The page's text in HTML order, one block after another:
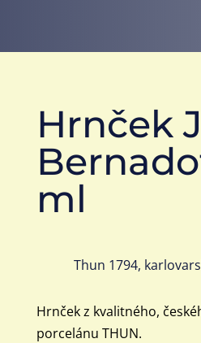
Hrnček
ml
Thun 1794,
Hrnček z kvalitného,
porcelánu THUN.